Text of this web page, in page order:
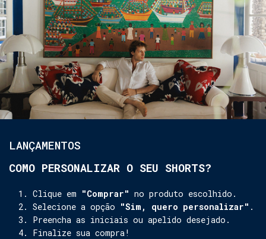
LANÇAMENTOS
COMO PERSONALIZAR O SEU SHORTS?
Clique em "Comprar" no produto escolhido.
Selecione a opção "Sim, quero personalizar" .
Preencha as iniciais ou apelido desejado.
Finalize sua compra!